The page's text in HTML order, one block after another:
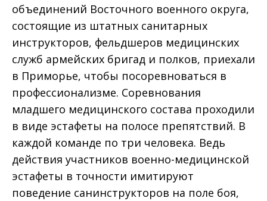
объединений Восточного военного округа,
состоящие из штатных санитарных
инструкторов, фельдшеров медицинских
служб армейских бригад и полков, приехали
в Приморье, чтобы посоревноваться в
профессионализме. Соревнования
младшего медицинского состава проходили
в виде эстафеты на полосе препятствий. В
каждой команде по три человека. Ведь
действия участников военно-медицинской
эстафеты в точности имитируют
поведение санинструкторов на поле боя,